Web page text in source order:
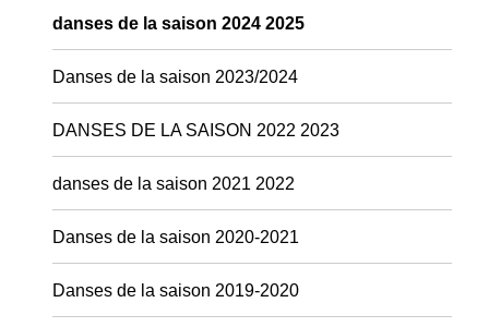
danses de la saison 2024 2025
Danses de la saison 2023/2024
DANSES DE LA SAISON 2022 2023
danses de la saison 2021 2022
Danses de la saison 2020-2021
Danses de la saison 2019-2020